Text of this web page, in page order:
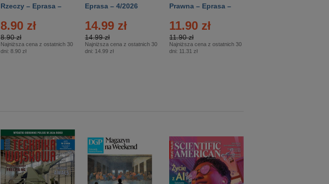
Rzeczy – Eprasa –
8.90 zł
8.90 zł
Najniższa cena z ostatnich 30
dni: 8.90 zł
Eprasa – 4/2026
14.99 zł
14.99 zł
Najniższa cena z ostatnich 30
dni: 14.99 zł
Prawna – Eprasa –
11.90 zł
11.90 zł
Najniższa cena z ostatnich 30
dni: 11.31 zł